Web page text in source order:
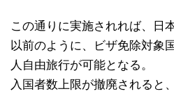
この通りに実施されれば、日
以前のように、ビザ免除対象
人自由旅行が可能となる。
入国者数上限が撤廃されると